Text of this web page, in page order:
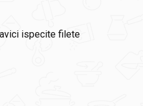
ispecite filete